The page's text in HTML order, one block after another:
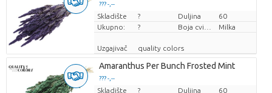
??? -,--
Cijena po komadu
Skladište ? Duljina
60
Ukupno:
? Milka
Uzgajivač quality colors
Amaranthus Per Bunch Frosted Mint
??? -,--
Cijena po komadu
Skladište ? Duljina
60